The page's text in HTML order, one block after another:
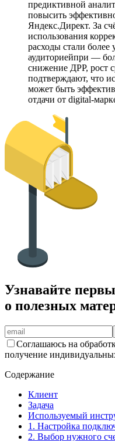
предиктивной
повысить
Яндекс.Директ. За
использования
расходы стали
аудиториейпри —
снижение ДРР, рост
подтверждают, что
может быть
отдачи от digital-
Узнавайте
о полезных
Соглашаюсь на
получение
Содержание
Клиент
Задача
Используемый
1. Настройка
2. Выбор нужного